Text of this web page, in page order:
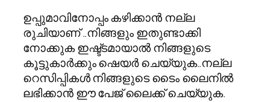
ഉപ്പുമാവിനോപ്പം കഴിക്കാന്‍ നല്ല
രുചിയാണ് ..നിങ്ങളും ഇതുണ്ടാക്കി
നോക്കുക ഇഷ്ട്ടമായാല്‍ നിങ്ങളുടെ
കൂട്ടുകാര്‍ക്കും ഷെയര്‍ ചെയ്യുക..നല്ല
റെസിപ്പികള്‍ നിങ്ങളുടെ ടൈം ലൈനില്‍
ലഭിക്കാന്‍ ഈ പേജ് ലൈക്ക് ചെയ്യുക.